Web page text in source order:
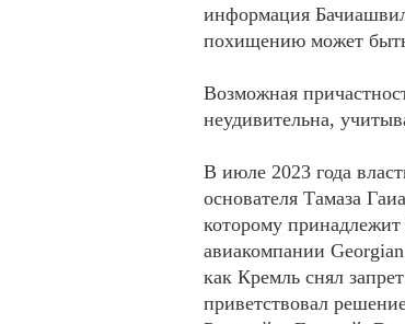
информация
похищению может
Возможная
неудивительна,
В июле 2023 года
основателя Тамаза
которому
авиакомпании
как Кремль снял
приветствовал